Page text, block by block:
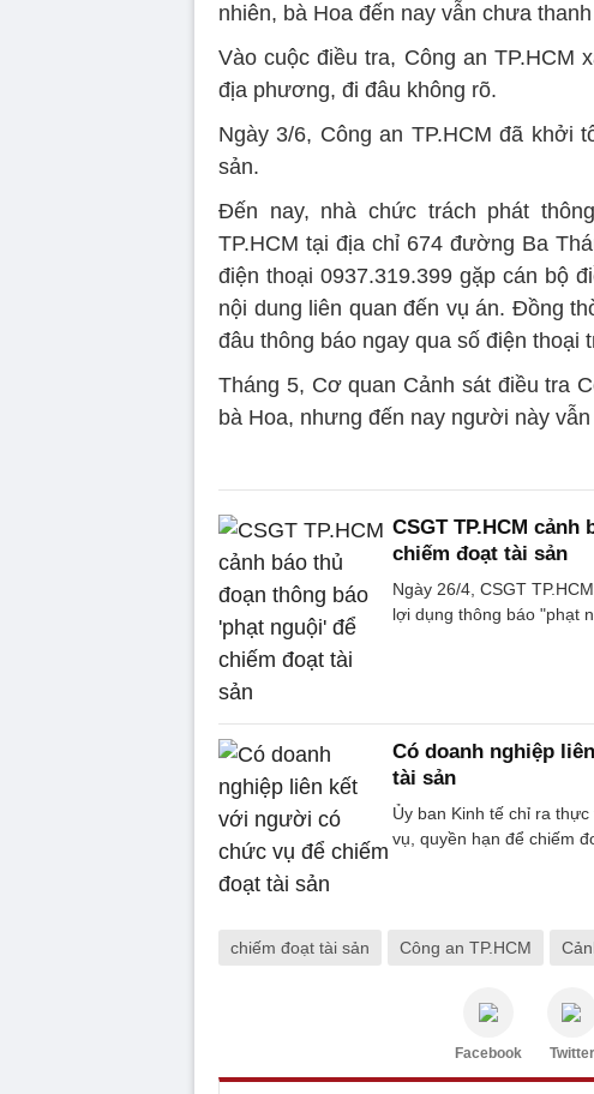
nhiên, bà Hoa đến nay vẫn chưa
Vào cuộc điều tra, Công an TP.HCM
địa phương, đi đâu không rõ.
Ngày 3/6, Công an TP.HCM đã khởi
sản.
Đến nay, nhà chức trách phát
TP.HCM tại địa chỉ 674 đường Ba
điện thoại 0937.319.399 gặp cán bộ
nội dung liên quan đến vụ án. Đồng
đâu thông báo ngay qua số điện thoại
Tháng 5, Cơ quan Cảnh sát điều tra
bà Hoa, nhưng đến nay người này
CSGT TP.HCM
chiếm đoạt tài sản
Ngày 26/4, CSGT
lợi dụng thông báo "phạt
Có doanh nghiệp
tài sản
Ủy ban Kinh tế chỉ ra
vụ, quyền hạn để chiếm
chiếm đoạt tài sản Công an TP.HCM
Facebook Twitter